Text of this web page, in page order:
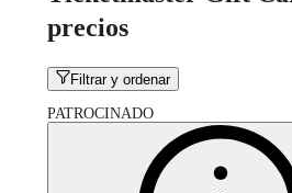
precios
Filtrar y ordenar
PATROCINADO